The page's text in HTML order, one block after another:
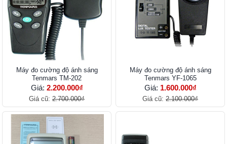
Máy đo cường độ ánh sáng
Tenmars TM-202
Giá: 2.200.000₫
Giá cũ: 2.700.000₫
Máy đo cường độ ánh sáng
Tenmars YF-1065
Giá: 1.600.000₫
Giá cũ: 2.100.000₫